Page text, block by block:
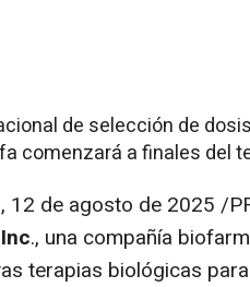
de selección de
comenzará a finales del
, 12 de agosto de 2025 /
., una compañía
terapias biológicas